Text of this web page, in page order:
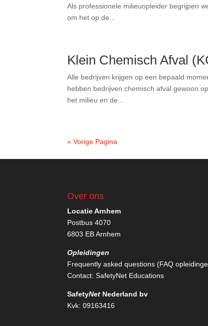
Als professionele milieuopleider begrijpen
om het op de...
Klein Chemisch Afval
Alle bedrijven krijgen op een bepaald
hebben bedrijven chemisch afval gewoon
het milieu en de...
« Vorige Pagina
Over ons
Locatie Arnhem
Postbus 4070
6803 EB Arnhem
Opleidingen
Frequently asked questions (FAQ
Contact:SafetyNet Educations
SafetyNet Nederland bv
Kvk: 09163416